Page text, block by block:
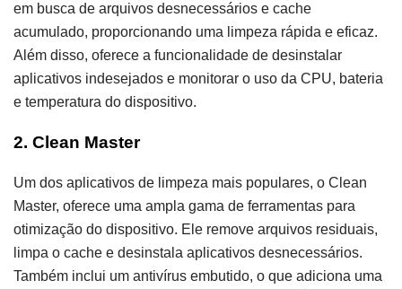
em busca de arquivos desnecessários e cache
acumulado, proporcionando uma limpeza rápida e eficaz.
Além disso, oferece a funcionalidade de desinstalar
aplicativos indesejados e monitorar o uso da CPU, bateria
e temperatura do dispositivo.
2. Clean Master
Um dos aplicativos de limpeza mais populares, o Clean
Master, oferece uma ampla gama de ferramentas para
otimização do dispositivo. Ele remove arquivos residuais,
limpa o cache e desinstala aplicativos desnecessários.
Também inclui um antivírus embutido, o que adiciona uma